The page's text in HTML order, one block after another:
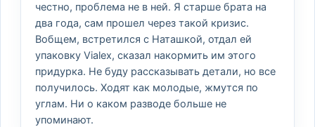
честно, проблема не в ней. Я старше брата на
два года, сам прошел через такой кризис.
Вобщем, встретился с Наташкой, отдал ей
упаковку Vialex, сказал накормить им этого
придурка. Не буду рассказывать детали, но все
получилось. Ходят как молодые, жмутся по
углам. Ни о каком разводе больше не
упоминают.